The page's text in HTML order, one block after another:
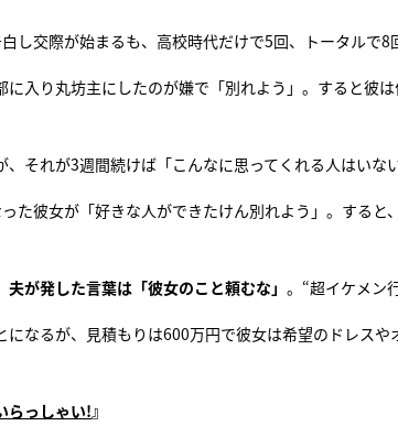
し交際が始まるも、高校時代だけで5回、トータルで8
に入り丸坊主にしたのが嫌で「別れよう」。すると彼
それが3週間続けば「こんなに思ってくれる人はいな
た彼女が「好きな人ができたけん別れよう」。する
が発した言葉は「彼女のこと頼むな」 。“超イケメン
になるが、見積もりは600万円で彼女は希望のドレス
らっしゃい!』